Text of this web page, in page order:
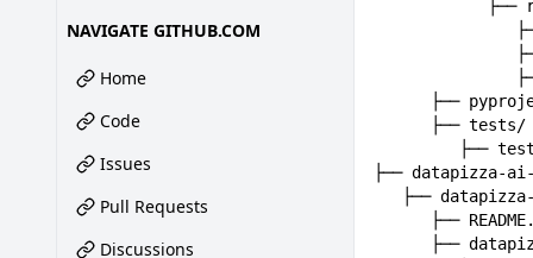
NAVIGATE GITHUB.COM
Home
Code
Issues
Pull Requests
Discussions